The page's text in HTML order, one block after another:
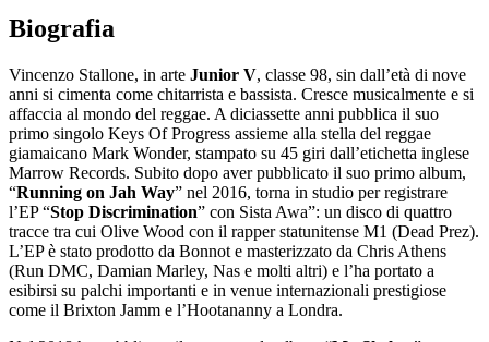
Biografia
Vincenzo Stallone, in arte Junior V, classe 98, sin dall’età di nove
anni si cimenta come chitarrista e bassista. Cresce musicalmente e si
affaccia al mondo del reggae. A diciassette anni pubblica il suo
primo singolo Keys Of Progress assieme alla stella del reggae
giamaicano Mark Wonder, stampato su 45 giri dall’etichetta inglese
Marrow Records. Subito dopo aver pubblicato il suo primo album,
“Running on Jah Way” nel 2016, torna in studio per registrare
l’EP “Stop Discrimination” con Sista Awa”: un disco di quattro
tracce tra cui Olive Wood con il rapper statunitense M1 (Dead Prez).
L’EP è stato prodotto da Bonnot e masterizzato da Chris Athens
(Run DMC, Damian Marley, Nas e molti altri) e l’ha portato a
esibirsi su palchi importanti e in venue internazionali prestigiose
come il Brixton Jamm e l’Hootananny a Londra.